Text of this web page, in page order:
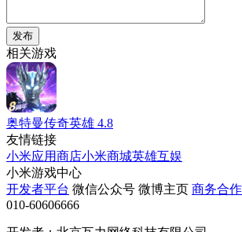
发布
相关游戏
奥特曼传奇英雄 4.8
友情链接
小米应用商店小米商城英雄互娱
小米游戏中心
开发者平台 微信公众号 微博主页 商务合作
010-60606666